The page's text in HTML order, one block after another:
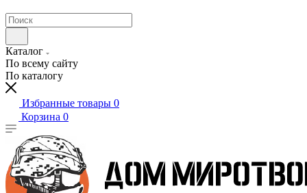
Каталог
По всему сайту
По каталогу
Избранные товары 0
Корзина 0